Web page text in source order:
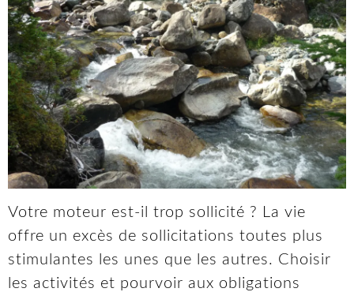
Votre moteur est-il trop sollicité ? La vie
offre un excès de sollicitations toutes plus
stimulantes les unes que les autres. Choisir
les activités et pourvoir aux obligations